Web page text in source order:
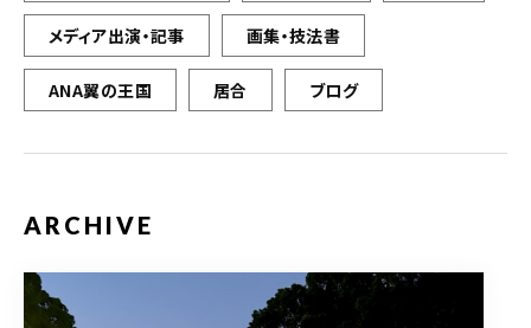
メディア出演・記事 画集・技法書
ANA翼の王国 居合 ブログ
ARCHIVE